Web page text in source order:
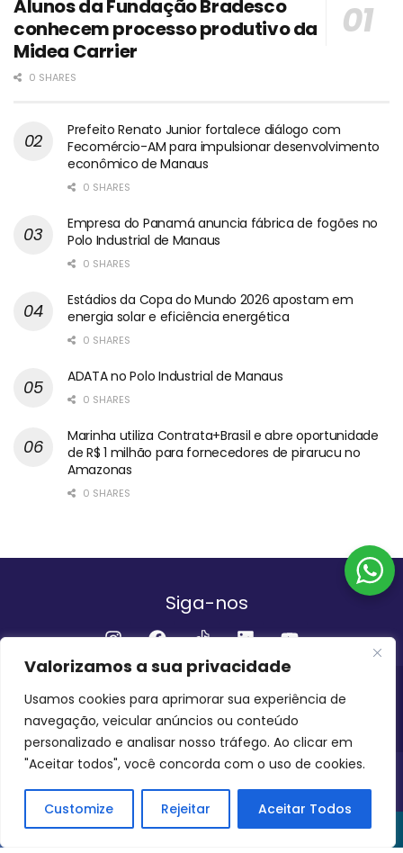
Valorizamos a sua privacidade
Usamos cookies para aprimorar sua experiência de
navegação, veicular anúncios ou conteúdo
personalizado e analisar nosso tráfego. Ao clicar em
"Aceitar todos", você concorda com o uso de cookies.
Customize Rejeitar Aceitar Todos
Alunos da Fundação Bradesco
conhecem processo produtivo da
Midea Carrier
0 SHARES
Prefeito Renato Junior fortalece diálogo com
Fecomércio-AM para impulsionar desenvolvimento
econômico de Manaus
0 SHARES
Empresa do Panamá anuncia fábrica de fogões no
Polo Industrial de Manaus
0 SHARES
Estádios da Copa do Mundo 2026 apostam em
energia solar e eficiência energética
0 SHARES
ADATA no Polo Industrial de Manaus
0 SHARES
Marinha utiliza Contrata+Brasil e abre oportunidade
de R$ 1 milhão para fornecedores de pirarucu no
Amazonas
0 SHARES
Siga-nos
Institucional
QUEM SOMOS FALE CONOSCO
INVEST AMAZÔNIA BRASIL
COPYRIGHT 2024 - 2026